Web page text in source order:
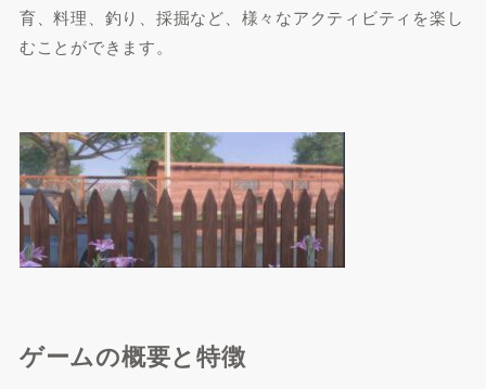
育、料理、釣り、採掘など、様々なアクティビティを楽し
むことができます。
ゲームの概要と特徴